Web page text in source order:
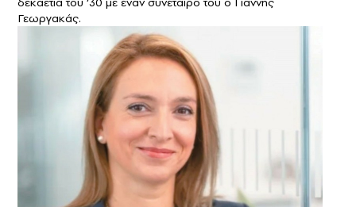
Γεωργακάς.